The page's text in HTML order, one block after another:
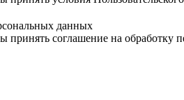
данных
соглашение на обработку